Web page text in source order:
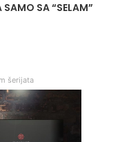
SA “SELAM”
šerijata